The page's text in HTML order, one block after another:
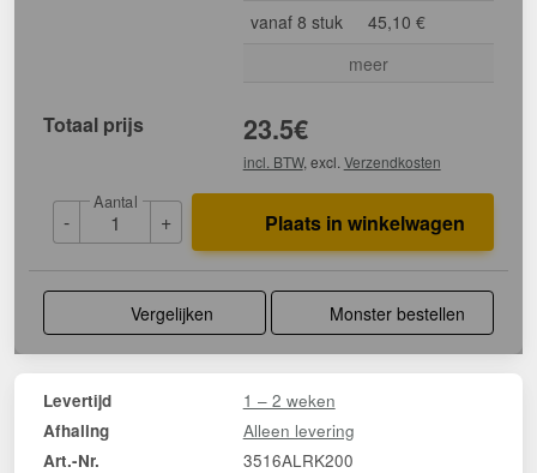
vanaf 8 stuk
45,10 €
meer
Totaal prijs 23.5€
incl. BTW, excl. Verzendkosten
-
Aantal
+ Plaats in winkelwagen
Vergelijken Monster bestellen
Levertijd 1 – 2 weken
Afhaling Alleen levering
Art.-Nr. 3516ALRK200